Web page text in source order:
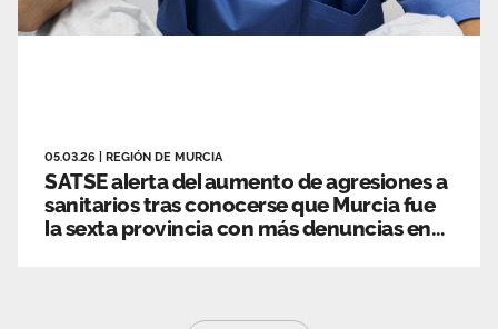
05.03.26 REGIÓN DE MURCIA
SATSE alerta del aumento de agresiones a
sanitarios tras conocerse que Murcia fue
la sexta provincia con más denuncias en